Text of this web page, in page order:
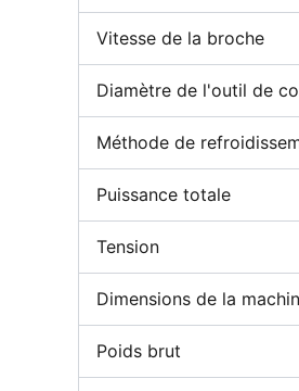
Vitesse de la broche
Diamètre de l'outil de
Méthode de
Puissance totale
Tension
Dimensions de la
Poids brut